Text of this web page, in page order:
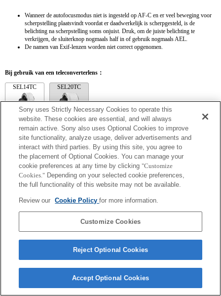
Wanneer de autofocusmodus niet is ingesteld op AF-C en er veel beweging voor
scherpstelling plaatsvindt voordat er daadwerkelijk is scherpgesteld, is de
belichting na scherpstelling soms onjuist. Druk, om de juiste belichting te
verkrijgen, de sluiterknop nogmaals half in of gebruik nogmaals AEL.
De namen van Exif-lenzen worden niet correct opgenomen.
Bij gebruik van een teleconverterlens：
SEL14TC SEL20TC
SEL14TC
De brandpuntsafstand en het maximale diafragma voor de Exif-lens worden
weergegeven met behulp van vergrotingswaarden. Als de diafragmawaarden keer de
vergroting echter meer dan 10 zijn, worden ze niet correct weergegeven.
Copyright 2026 Sony Corporation
Sony uses Strictly Necessary Cookies to operate this
website. These cookies are essential, and will always
remain active. Sony also uses Optional Cookies to improve
site functionality, analyze usage, deliver advertisements and
interact with third parties. By using this site, you agree to
the placement of Optional Cookies. You can manage your
cookie preferences at any time by clicking "Customize
Cookies." Depending on your selected cookie preferences,
the full functionality of this website may not be available.
Review our Cookie Policyfor more information.
Customize Cookies
Reject Optional Cookies
Accept Optional Cookies